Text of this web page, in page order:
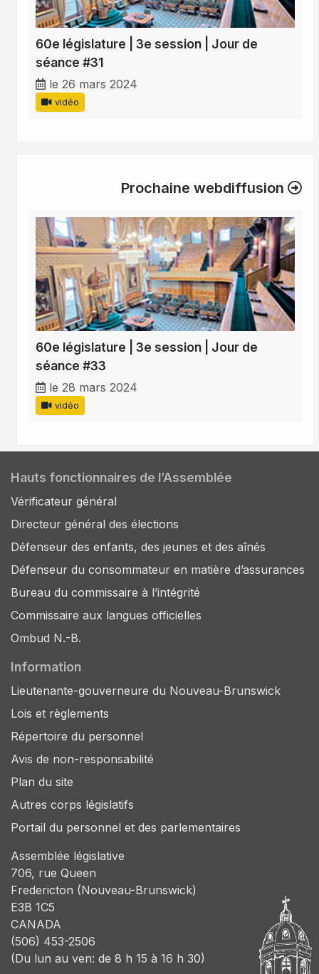
60e législature | 3e session | Jour de
séance #31
le 26 mars 2024
vidéo
Prochaine webdiffusion
60e législature | 3e session | Jour de
séance #33
le 28 mars 2024
vidéo
Hauts fonctionnaires de l’Assemblée
Vérificateur général
Directeur général des élections
Défenseur des enfants, des jeunes et des aînés
Défenseur du consommateur en matière d’assurances
Bureau du commissaire à l’intégrité
Commissaire aux langues officielles
Ombud N.-B.
Information
Lieutenante-gouverneure du Nouveau-Brunswick
Lois et règlements
Répertoire du personnel
Avis de non-responsabilité
Plan du site
Autres corps législatifs
Portail du personnel et des parlementaires
Assemblée législative
706, rue Queen
Fredericton (Nouveau-Brunswick)
E3B 1C5
CANADA
(506) 453-2506
(Du lun au ven: de 8 h 15 à 16 h 30)